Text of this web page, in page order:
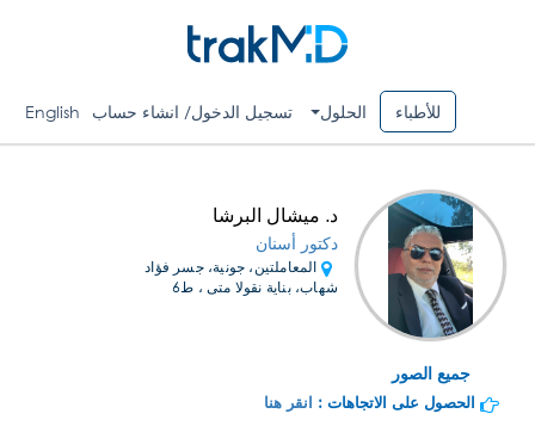
للأطباء الحلول تسجيل الدخول/ انشاء حساب English
جميع الصور
د. ميشال البرشا
دكتور أسنان
المعاملتين، جونية، جسر فؤاد
شهاب، بناية نقولا متى ، ط6
الحصول على الاتجاهات : انقر هنا